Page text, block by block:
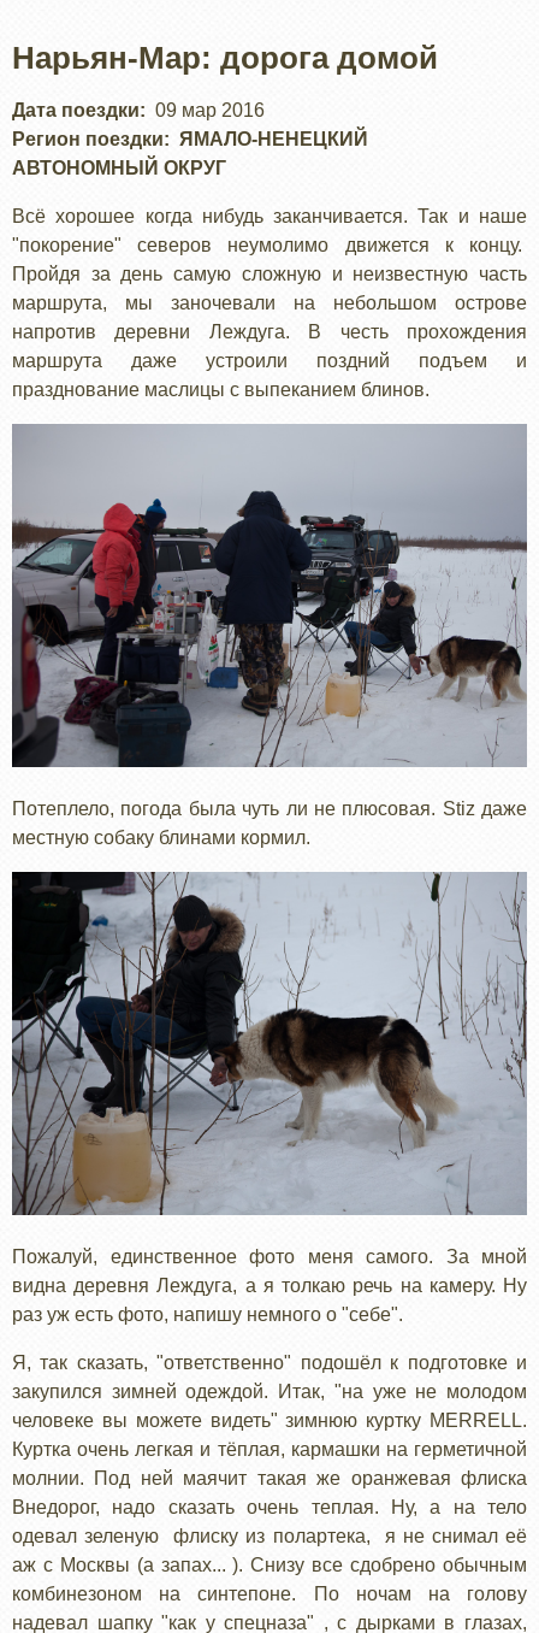
Нарьян-Мар: дорога домой
Дата поездки
09 мар 2016
Регион поездки
ЯМАЛО-НЕНЕЦКИЙ
АВТОНОМНЫЙ ОКРУГ
Всё хорошее когда нибудь заканчивается. Так и наше
"покорение" северов неумолимо движется к концу.
Пройдя за день самую сложную и неизвестную часть
маршрута, мы заночевали на небольшом острове
напротив деревни Леждуга. В честь прохождения
маршрута даже устроили поздний подъем и
празднование маслицы с выпеканием блинов.
Потеплело, погода была чуть ли не плюсовая. Stiz даже
местную собаку блинами кормил.
Пожалуй, единственное фото меня самого. За мной
видна деревня Леждуга, а я толкаю речь на камеру. Ну
раз уж есть фото, напишу немного о "себе".
Я, так сказать, "ответственно" подошёл к подготовке и
закупился зимней одеждой. Итак, "на уже не молодом
человеке вы можете видеть" зимнюю куртку MERRELL.
Куртка очень легкая и тёплая, кармашки на герметичной
молнии. Под ней маячит такая же оранжевая флиска
Внедорог, надо сказать очень теплая. Ну, а на тело
одевал зеленую флиску из полартека, я не снимал её
аж с Москвы (а запах... ). Снизу все сдобрено обычным
комбинезоном на синтепоне. По ночам на голову
надевал шапку "как у спецназа" , с дырками в глазах,